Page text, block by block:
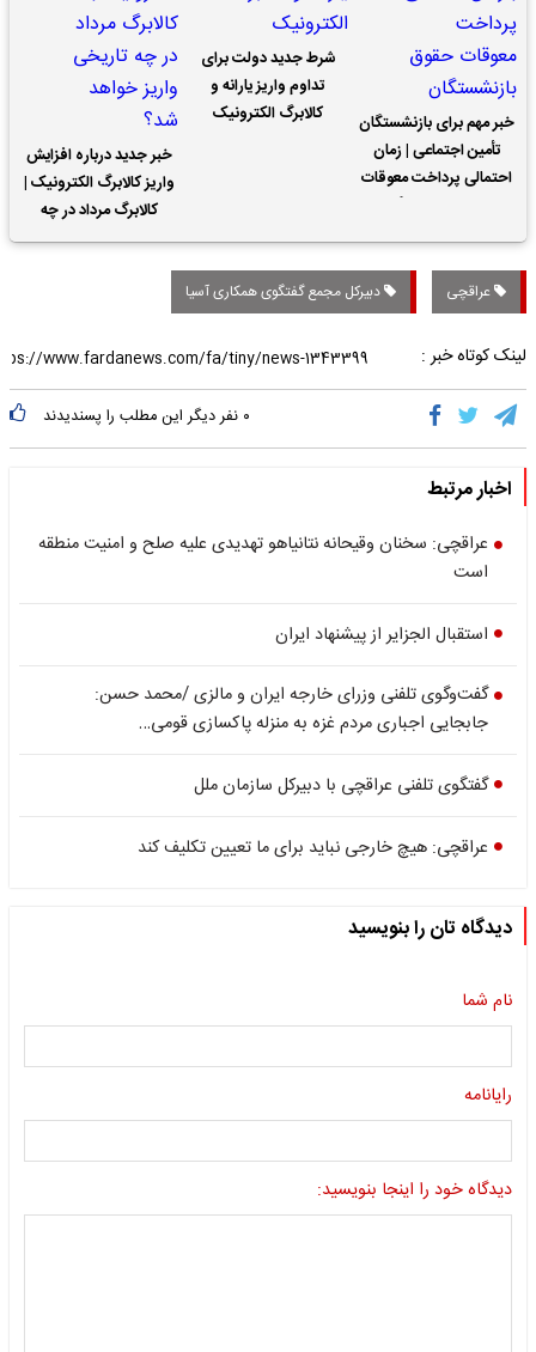
خبر مهم برای بازنشستگان
تأمین اجتماعی | زمان
احتمالی پرداخت معوقات
شرط جدید دولت برای
تداوم واریز یارانه و
کالابرگ الکترونیک
خبر جدید درباره افزایش
واریز کالابرگ الکترونیک |
کالابرگ مرداد در چه
تاریخی واریز خواهد شد؟
عراقچی دبیرکل مجمع گفتگوی همکاری آسیا
لینک کوتاه خبر :
۰ نفر دیگر این مطلب را پسندیدند
اخبار مرتبط
عراقچی: سخنان وقیحانه نتانیاهو تهدیدی علیه صلح و امنیت منطقه
است
استقبال الجزایر از پیشنهاد ایران
گفت‌وگوی تلفنی وزرای خارجه ایران و مالزی /محمد حسن:
جابجایی اجباری مردم غزه به منزله پاکسازی قومی…
گفتگوی تلفنی عراقچی با دبیرکل سازمان ملل
عراقچی: هیچ خارجی نباید برای ما تعیین تکلیف کند
دیدگاه تان را بنویسید
نام شما
رایانامه
دیدگاه خود را اینجا بنویسید: